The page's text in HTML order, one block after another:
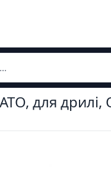
для